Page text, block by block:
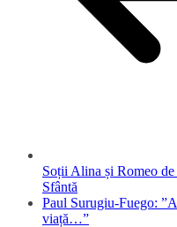
Soții Alina și Romeo
Sfântă
Paul Surugiu-Fuego:
viață…”